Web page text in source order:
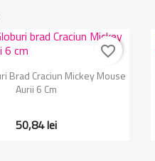
Vizualizare rapida
Brad Craciun Mickey Mouse
Aurii 6 Cm
50,84 lei
favorite_border